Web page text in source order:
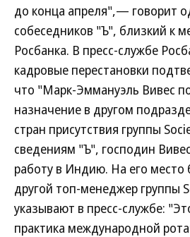
до конца апреля",— говорит
собеседников "Ъ", близкий к
Росбанка. В пресс-службе
кадровые перестановки
что "Марк-Эммануэль Вивес
назначение в другом
стран присутствия группы
сведениям "Ъ", господин
работу в Индию. На его место
другой топ-менеджер группы
указывают в пресс-службе:
практика международной